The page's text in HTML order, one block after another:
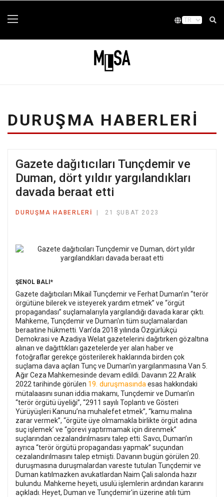
DURUŞMA HABERLERI
Gazete dağıtıcıları Tunçdemir ve
Duman, dört yıldır yargılandıkları
davada beraat etti
DURUŞMA HABERLERI 21 ŞUBAT 2023
ŞENOL BALI*
Gazete dağıtıcıları Mikail Tunçdemir ve Ferhat Duman’ın “terör
örgütüne bilerek ve isteyerek yardım etmek” ve “örgüt
propagandası” suçlamalarıyla yargılandığı davada karar çıktı.
Mahkeme, Tunçdemir ve Duman'ın tüm suçlamalardan
beraatine hükmetti. Van’da 2018 yılında Özgürlükçü
Demokrasi ve Azadiya Welat gazetelerini dağıtırken gözaltına
alınan ve dağıttıkları gazetelerde yer alan haber ve
fotoğraflar gerekçe gösterilerek haklarında birden çok
suçlama dava açılan Tunç ve Duman’ın yargılanmasına Van 5.
Ağır Ceza Mahkemesinde devam edildi. Davanın 22 Aralık
2022 tarihinde görülen 19. duruşmasındaesas hakkındaki
mütalaasını sunan iddia makamı, Tunçdemir ve Duman’ın
“terör örgütü üyeliği’’, “2911 sayılı Toplantı ve Gösteri
Yürüyüşleri Kanunu’na muhalefet etmek”, “kamu malına
zarar vermek”, “örgüte üye olmamakla birlikte örgüt adına
suç işlemek’ ve “görevi yaptırmamak için direnmek”
suçlarından cezalandırılmasını talep etti. Savcı, Duman’ın
ayrıca “terör örgütü propagandası yapmak” suçundan
cezalandırılmasını talep etmişti. Davanın bugün görülen 20.
duruşmasına duruşmalardan vareste tutulan Tunçdemir ve
Duman katılmazken avukatlardan Naim Çali salonda hazır
bulundu. Mahkeme heyeti, usulü işlemlerin ardından kararını
açıkladı. Heyet, Duman ve Tunçdemir'in üzerine atılı tüm